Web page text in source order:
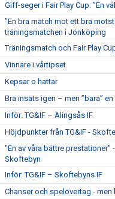
Giff-seger i Fair Play Cup: ”En
”En bra match mot ett bra
träningsmatchen i Jönköping
Träningsmatch och Fair Play
Vinnare i vårtipset
Kepsar o hattar
Bra insats igen – men ”bara”
Inför: TG&IF – Alingsås IF
Höjdpunkter från TG&IF -
"En av våra bättre
Skoftebyn
Inför: TG&IF – Skoftebyns IF
Chanser och spelövertag - men